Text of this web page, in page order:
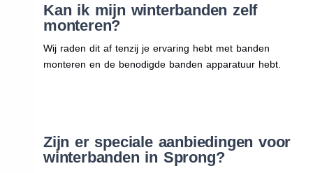
Kan ik mijn winterbanden zelf
monteren?
Wij raden dit af tenzij je ervaring hebt met banden
monteren en de benodigde banden apparatuur hebt.
Zijn er speciale aanbiedingen voor
winterbanden in Sprong?